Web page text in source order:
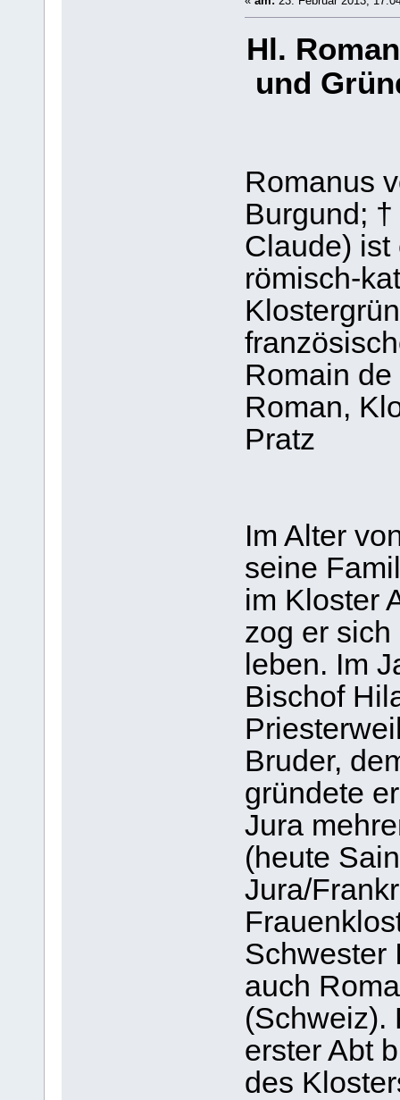
Hl.
und
Romanus
Burgund;
Claude) ist
römisch-
Romain
Roman,
Pratz
Im Alter
seine
im Kloster
zog er
leben. Im
Bischof
Bruder,
gründete
Jura
(heute
Jura/
Schwester
auch
(Schweiz).
erster Abt
des